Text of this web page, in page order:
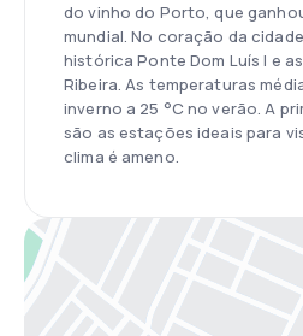
do vinho do Porto, que
mundial. No coração da
histórica Ponte Dom Luís I e
Ribeira. As temperaturas
inverno a 25 °C no verão. A
são as estações ideais para
clima é ameno.